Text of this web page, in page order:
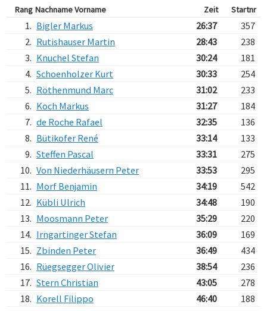
Rang Nachname Vorname Zeit Startnr
1. Bigler Markus 26:37
357
2. Rutishauser Martin 28:43
238
3. Knuchel Stefan 30:24
181
4. Schoenholzer Kurt 30:33
254
5. Röthenmund Marc 31:02
233
6. Koch Markus 31:27
184
7. de Roche Rafael 32:35
136
8. Bütikofer René 33:14
133
9. Steffen Pascal 33:31
275
10. Von Niederhäusern Peter 33:53
295
11. Morf Benjamin 34:19
542
12. Kübli Ulrich 34:48
190
13. Moosmann Peter 35:29
220
14. Irngartinger Stefan 36:09
169
15. Zbinden Peter 36:49
434
16. Rüegsegger Olivier 38:54
236
17. Stern Christian 43:05
278
18. Korell Filippo 46:40 188